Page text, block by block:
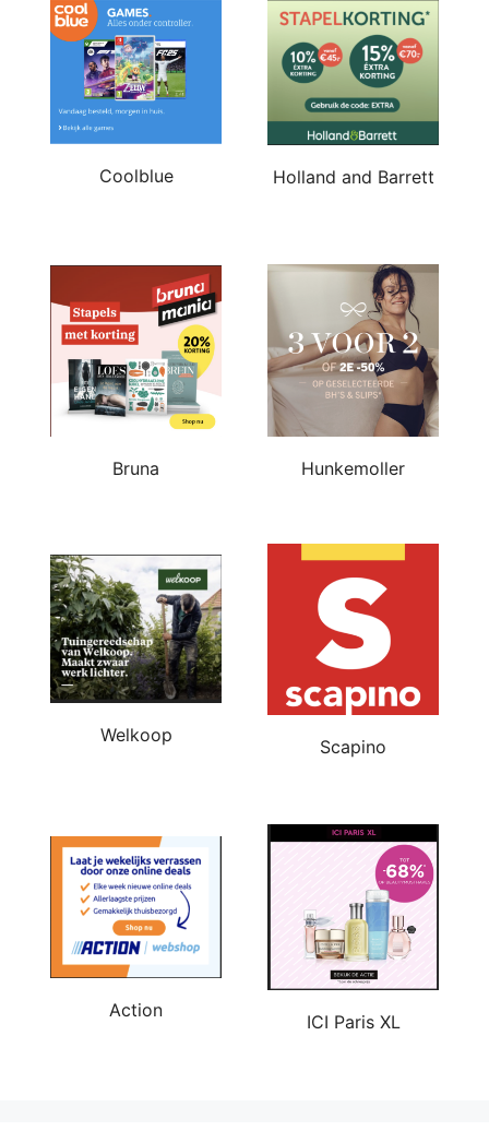
Coolblue Holland and Barrett
Bruna Hunkemoller
Welkoop
Scapino
Action
ICI Paris XL